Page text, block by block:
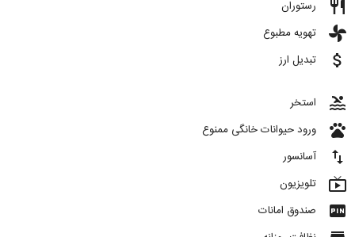
restaurant رستوران
toys تهویه مطبوع
attach_money تبدیل ارز
pool استخر
pets ورود حیوانات خانگی ممنوع
import_export آسانسور
live_tv تلویزیون
fiber_pin صندوق امانات